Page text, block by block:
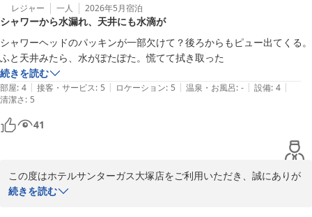
今後も快適にご利用いただける環境づくりに努めてまいります。
またお近くへお越しの際には、ぜひ当館をご利用いただけますと幸
いでございます。スタッフ一同、心よりお待ち申し上げておりま
す。
ホテルサンターガス大塚店
レジャー 一人 2026年5月宿泊
シャワーから水漏れ、天井にも水滴が
シャワーヘッドのパッキンが一部欠けて？後ろからもピュー出てくる。
ふと天井みたら、水がぽたぽた。慌てて拭き取った
続きを読む
部屋: 4 | 接客・サービス: 5 | ロケーション: 5 | 温泉・お風呂: - | 設備: 4 |
清潔さ: 5
41
この度はホテルサンターガス大塚店をご利用いただき、誠にありが
とうございます。
続きを読む